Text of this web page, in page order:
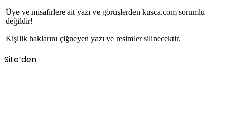
Üye ve misafirlere ait yazı ve görüşlerden kusca.com sorumlu
değildir!
Kişilik haklarını çiğneyen yazı ve resimler silinecektir.
Site’den